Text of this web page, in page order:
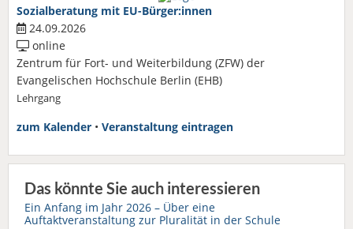
Sozialberatung mit EU-Bürger:innen
24.09.2026
online
Zentrum für Fort- und Weiterbildung (ZFW) der
Evangelischen Hochschule Berlin (EHB)
Lehrgang
zum Kalender • Veranstaltung eintragen
Das könnte Sie auch interessieren
Ein Anfang im Jahr 2026 – Über eine
Auftaktveranstaltung zur Pluralität in der Schule